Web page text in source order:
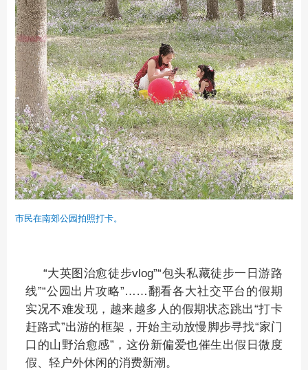
市民在南郊公园拍照打卡。
“大英图治愈徒步vlog”“包头私藏徒步一日游路
线”“公园出片攻略”……翻看各大社交平台的假期
实况不难发现，越来越多人的假期状态跳出“打卡
赶路式”出游的框架，开始主动放慢脚步寻找“家门
口的山野治愈感”，这份新偏爱也催生出假日微度
假、轻户外休闲的消费新潮。